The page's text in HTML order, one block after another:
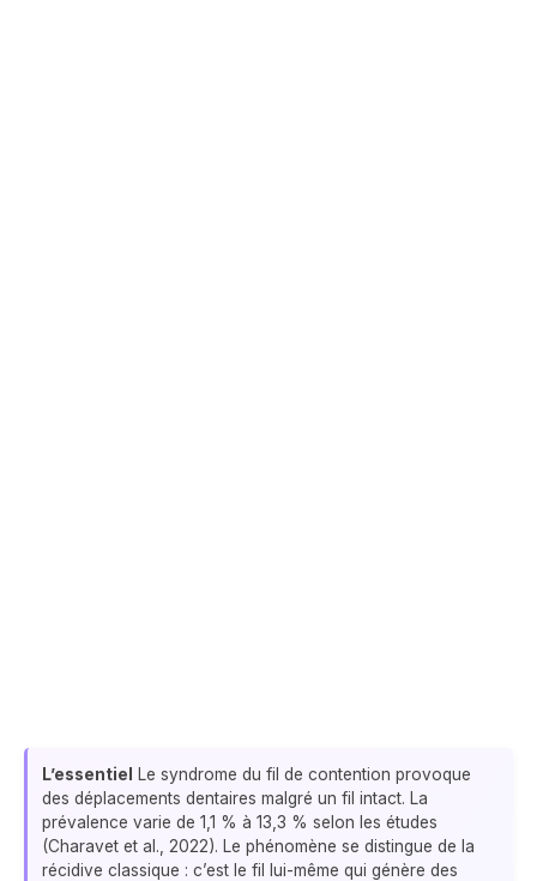
L’essentiel
Le syndrome du fil de contention provoque
des déplacements dentaires malgré un fil intact. La
prévalence varie de 1,1 % à 13,3 % selon les études
(Charavet et al., 2022). Le phénomène se distingue de la
récidive classique : c’est le fil lui-même qui génère des